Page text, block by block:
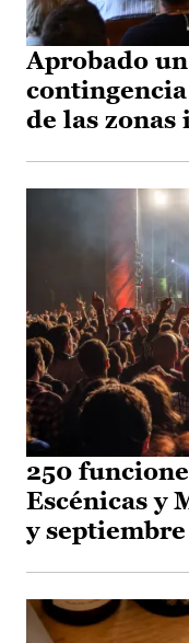
Aprobado
de las zonas
250
Escénicas y
y septiembre